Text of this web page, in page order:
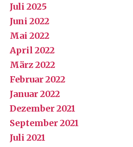
Juli 2025
Juni 2022
Mai 2022
April 2022
März 2022
Februar 2022
Januar 2022
Dezember 2021
September 2021
Juli 2021